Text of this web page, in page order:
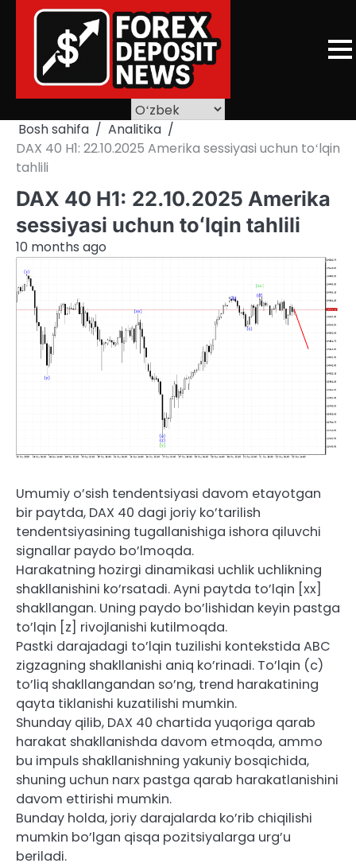
Bosh sahifa
Analitika
DAX 40 H1: 22.10.2025 Amerika sessiyasi uchun toʻlqin
tahlili
DAX 40 H1: 22.10.2025 Amerika
sessiyasi uchun toʻlqin tahlili
10 months ago
Umumiy o’sish tendentsiyasi davom etayotgan
bir paytda, DAX 40 dagi joriy ko’tarilish
tendentsiyasining tugallanishiga ishora qiluvchi
signallar paydo bo’lmoqda.
Harakatning hozirgi dinamikasi uchlik uchlikning
shakllanishini ko’rsatadi. Ayni paytda to’lqin [xx]
shakllangan. Uning paydo bo’lishidan keyin pastga
to’lqin [z] rivojlanishi kutilmoqda.
Pastki darajadagi to’lqin tuzilishi kontekstida ABC
zigzagning shakllanishi aniq ko’rinadi. To’lqin (c)
to’liq shakllangandan so’ng, trend harakatining
qayta tiklanishi kuzatilishi mumkin.
Shunday qilib, DAX 40 chartida yuqoriga qarab
harakat shakllanishda davom etmoqda, ammo
bu impuls shakllanishning yakuniy bosqichida,
shuning uchun narx pastga qarab harakatlanishini
davom ettirishi mumkin.
Bunday holda, joriy darajalarda ko’rib chiqilishi
mumkin bo’lgan qisqa pozitsiyalarga urg’u
beriladi.